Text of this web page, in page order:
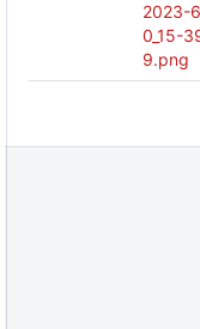
2023-
0_15-
9.png